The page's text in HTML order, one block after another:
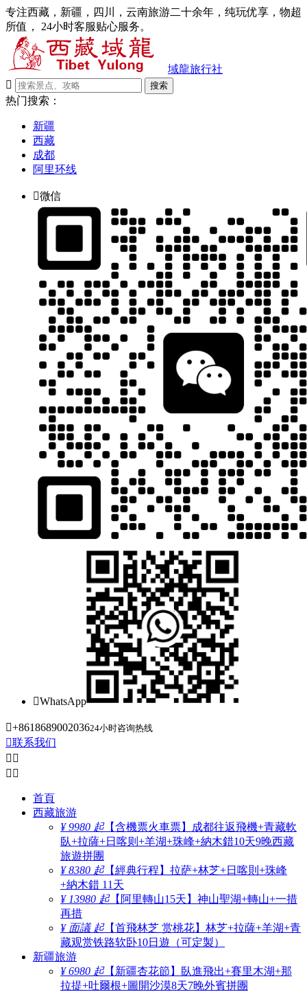
专注西藏，新疆，四川，云南旅游二十余年，纯玩优享，物超
所值， 24小时客服贴心服务。
域龍旅行社

搜索
热门搜索：
新疆
西藏
成都
阿里环线
微信
WhatsApp
+861868900203624小时咨询热线
联系我们
 
 
首頁
西藏旅游
¥ 9980 起【含機票火車票】成都往返飛機+青藏軟
臥+拉薩+日喀则+羊湖+珠峰+納木錯10天9晚西藏
旅遊拼團
¥ 8380 起【經典行程】拉萨+林芝+日喀則+珠峰
+納木錯 11天
¥ 13980 起【阿里轉山15天】神山聖湖+轉山+一措
再措
¥ 面議 起【首飛林芝 赏桃花】林芝+拉薩+羊湖+青
藏观赏铁路软卧10日遊（可定製）
新疆旅游
¥ 6980 起【新疆杏花節】臥進飛出+賽里木湖+那
拉提+吐爾根+圖開沙漠8天7晚外賓拼團